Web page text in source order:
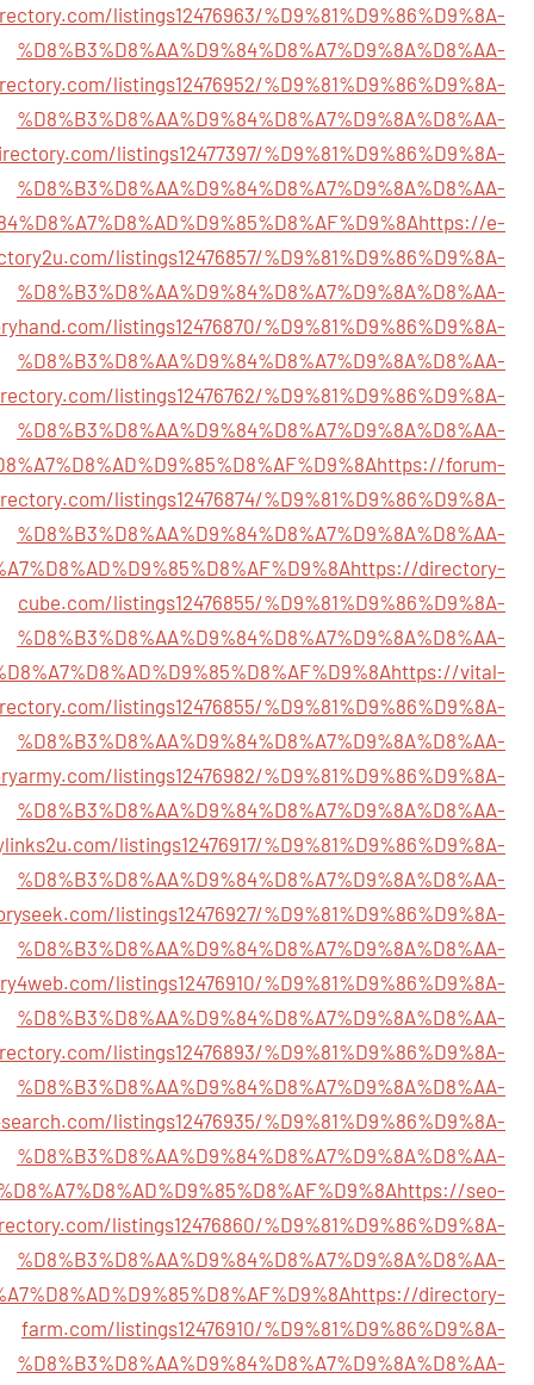
listings12476963/%D9%81%D9%86%D9%8A-
%D8%B3%D8%AA%D9%84%D8%A7%D9%8A%D8%AA-
listings12476952/%D9%81%D9%86%D9%8A-
%D8%B3%D8%AA%D9%84%D8%A7%D9%8A%D8%AA-
listings12477397/%D9%81%D9%86%D9%8A-
%D8%B3%D8%AA%D9%84%D8%A7%D9%8A%D8%AA-
https://e-
listings12476857/%D9%81%D9%86%D9%8A-
%D8%B3%D8%AA%D9%84%D8%A7%D9%8A%D8%AA-
listings12476870/%D9%81%D9%86%D9%8A-
%D8%B3%D8%AA%D9%84%D8%A7%D9%8A%D8%AA-
listings12476762/%D9%81%D9%86%D9%8A-
%D8%B3%D8%AA%D9%84%D8%A7%D9%8A%D8%AA-
https://forum-
listings12476874/%D9%81%D9%86%D9%8A-
%D8%B3%D8%AA%D9%84%D8%A7%D9%8A%D8%AA-
https://directory-
cube.com/listings12476855/%D9%81%D9%86%D9%8A-
%D8%B3%D8%AA%D9%84%D8%A7%D9%8A%D8%AA-
https://vital-
listings12476855/%D9%81%D9%86%D9%8A-
%D8%B3%D8%AA%D9%84%D8%A7%D9%8A%D8%AA-
listings12476982/%D9%81%D9%86%D9%8A-
%D8%B3%D8%AA%D9%84%D8%A7%D9%8A%D8%AA-
listings12476917/%D9%81%D9%86%D9%8A-
%D8%B3%D8%AA%D9%84%D8%A7%D9%8A%D8%AA-
listings12476927/%D9%81%D9%86%D9%8A-
%D8%B3%D8%AA%D9%84%D8%A7%D9%8A%D8%AA-
listings12476910/%D9%81%D9%86%D9%8A-
%D8%B3%D8%AA%D9%84%D8%A7%D9%8A%D8%AA-
listings12476893/%D9%81%D9%86%D9%8A-
%D8%B3%D8%AA%D9%84%D8%A7%D9%8A%D8%AA-
listings12476935/%D9%81%D9%86%D9%8A-
%D8%B3%D8%AA%D9%84%D8%A7%D9%8A%D8%AA-
https://seo-
listings12476860/%D9%81%D9%86%D9%8A-
%D8%B3%D8%AA%D9%84%D8%A7%D9%8A%D8%AA-
https://directory-
farm.com/listings12476910/%D9%81%D9%86%D9%8A-
%D8%B3%D8%AA%D9%84%D8%A7%D9%8A%D8%AA-